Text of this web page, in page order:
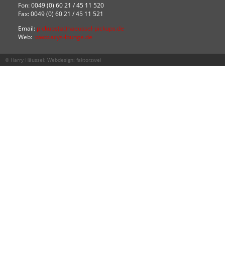
Fon: 0049 (0) 60 21 / 45 11 520
Fax: 0049 (0) 60 21 / 45 11 521
Email: pickups(at)haeussel-pickups.de
Web: www.acys-lounge.de
© Harry Häussel; Webdesign: faktorzwei